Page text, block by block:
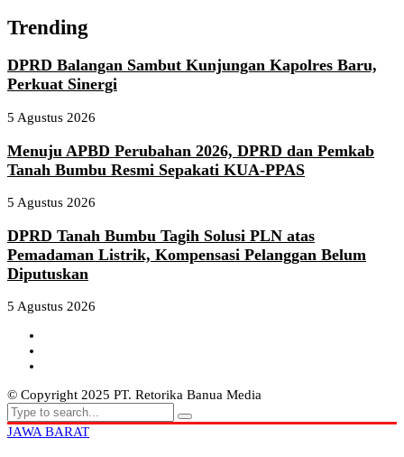
Trending
DPRD Balangan Sambut Kunjungan Kapolres Baru,
Perkuat Sinergi
5 Agustus 2026
Menuju APBD Perubahan 2026, DPRD dan Pemkab
Tanah Bumbu Resmi Sepakati KUA-PPAS
5 Agustus 2026
DPRD Tanah Bumbu Tagih Solusi PLN atas
Pemadaman Listrik, Kompensasi Pelanggan Belum
Diputuskan
5 Agustus 2026
© Copyright 2025 PT. Retorika Banua Media
JAWA BARAT